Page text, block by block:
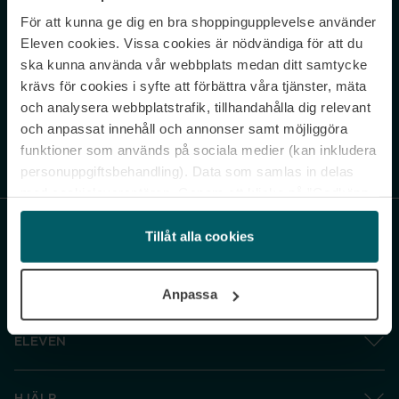
För att kunna ge dig en bra shoppingupplevelse använder
Eleven cookies. Vissa cookies är nödvändiga för att du
ska kunna använda vår webbplats medan ditt samtycke
krävs för cookies i syfte att förbättra våra tjänster, mäta
och analysera webbplatstrafik, tillhandahålla dig relevant
och anpassat innehåll och annonser samt möjliggöra
funktioner som används på sociala medier (kan inkludera
personuppgiftsbehandling). Data som samlas in delas
och gå vidare” accepterar du samtliga cookies medan du
under ”Inställningar” kan anpassa användningen av
cookies. Du kan återkalla ditt samtycke när som helst.
Tillåt alla cookies
Anpassa
Never miss a beat.
Sign up to our newsletter.
Genom att prenumerera accepterar du vår Integritetspolicy. Avprenumerera
ELEVEN